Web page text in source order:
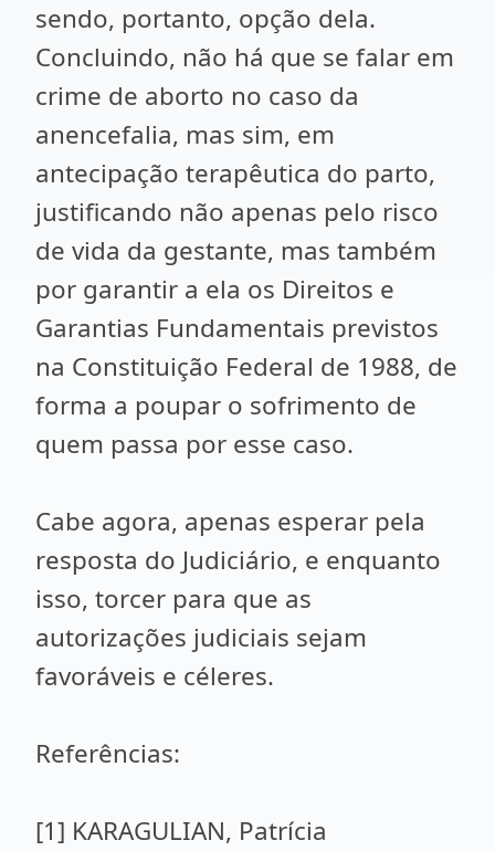
sendo, portanto, opção dela.
Concluindo, não há que se falar em
crime de aborto no caso da
anencefalia, mas sim, em
antecipação terapêutica do parto,
justificando não apenas pelo risco
de vida da gestante, mas também
por garantir a ela os Direitos e
Garantias Fundamentais previstos
na Constituição Federal de 1988, de
forma a poupar o sofrimento de
quem passa por esse caso.
Cabe agora, apenas esperar pela
resposta do Judiciário, e enquanto
isso, torcer para que as
autorizações judiciais sejam
favoráveis e céleres.
Referências:
[1] KARAGULIAN, Patrícia